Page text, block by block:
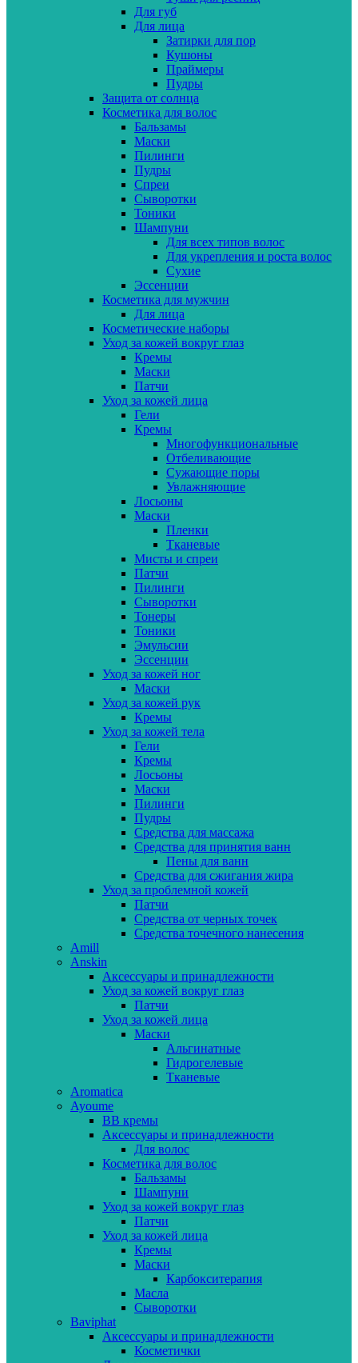
Для губ
Для лица
Затирки для пор
Кушоны
Праймеры
Пудры
Защита от солнца
Косметика для волос
Бальзамы
Маски
Пилинги
Пудры
Спреи
Сыворотки
Тоники
Шампуни
Для всех типов волос
Для укрепления и роста волос
Сухие
Эссенции
Косметика для мужчин
Для лица
Косметические наборы
Уход за кожей вокруг глаз
Кремы
Маски
Патчи
Уход за кожей лица
Гели
Кремы
Многофункциональные
Отбеливающие
Сужающие поры
Увлажняющие
Лосьоны
Маски
Пленки
Тканевые
Мисты и спреи
Патчи
Пилинги
Сыворотки
Тонеры
Тоники
Эмульсии
Эссенции
Уход за кожей ног
Маски
Уход за кожей рук
Кремы
Уход за кожей тела
Гели
Кремы
Лосьоны
Маски
Пилинги
Пудры
Средства для массажа
Средства для принятия ванн
Пены для ванн
Средства для сжигания жира
Уход за проблемной кожей
Патчи
Средства от черных точек
Средства точечного нанесения
Amill
Anskin
Аксессуары и принадлежности
Уход за кожей вокруг глаз
Патчи
Уход за кожей лица
Маски
Альгинатные
Гидрогелевые
Тканевые
Aromatica
Ayoume
BB кремы
Аксессуары и принадлежности
Для волос
Косметика для волос
Бальзамы
Шампуни
Уход за кожей вокруг глаз
Патчи
Уход за кожей лица
Кремы
Маски
Карбокситерапия
Масла
Сыворотки
Baviphat
Аксессуары и принадлежности
Косметички